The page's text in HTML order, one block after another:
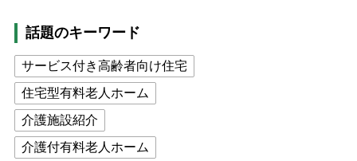
話題のキーワード
サービス付き高齢者向け住宅
住宅型有料老人ホーム
介護施設紹介
介護付有料老人ホーム